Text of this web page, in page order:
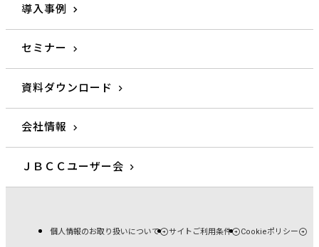
導入事例
セミナー
資料ダウンロード
会社情報
ＪＢＣＣユーザー会
個人情報のお取り扱いについて サイトご利用条件 Cookieポリシー